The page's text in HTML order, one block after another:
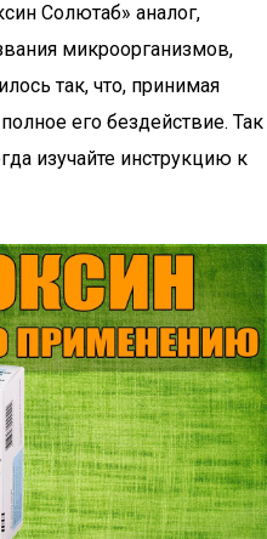
Солютаб» аналог,
микроорганизмов,
так, что, принимая
его бездействие. Так
изучайте инструкцию к